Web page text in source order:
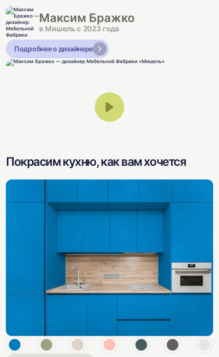
Максим Бражко
в Мишель с 2023 года
Подробнее о дизайнере
Покрасим кухню, как вам хочется